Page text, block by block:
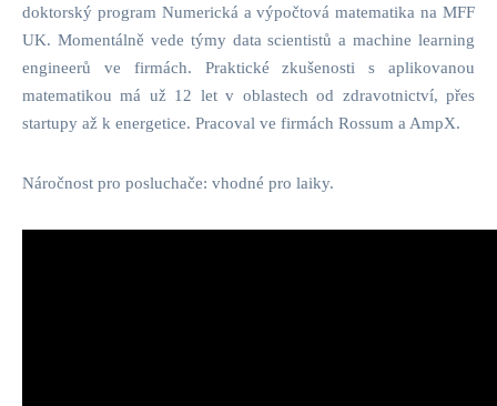
doktorský program Numerická a výpočtová matematika na MFF
UK. Momentálně vede týmy data scientistů a machine learning
engineerů ve firmách. Praktické zkušenosti s aplikovanou
matematikou má už 12 let v oblastech od zdravotnictví, přes
startupy až k energetice. Pracoval ve firmách Rossum a AmpX.
Náročnost pro posluchače: vhodné pro laiky.